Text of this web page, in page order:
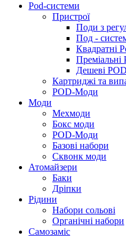
Pod-системи
Пристрої
Поди з
Под -
Квадратні
Преміальні
Дешеві
Картриджі та
POD-Моди
Моди
Мехмоди
Бокс моди
POD-Моди
Базові набори
Сквонк моди
Атомайзери
Баки
Дріпки
Рідини
Набори сольові
Органічні набори
Самозаміс